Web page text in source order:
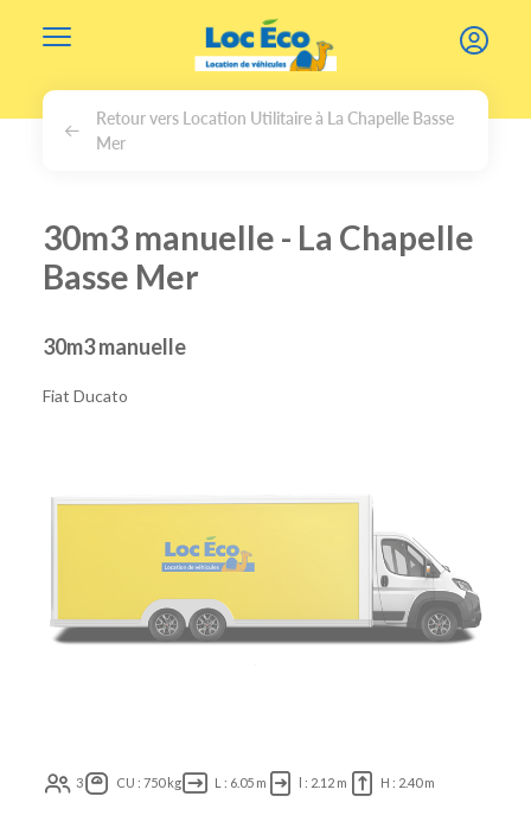
Retour vers Location Utilitaire à La Chapelle Basse
Mer
30m3 manuelle - La Chapelle
Basse Mer
30m3 manuelle
Fiat Ducato
3 CU : 750 kg L : 6.05 m l : 2.12 m H : 2.40 m